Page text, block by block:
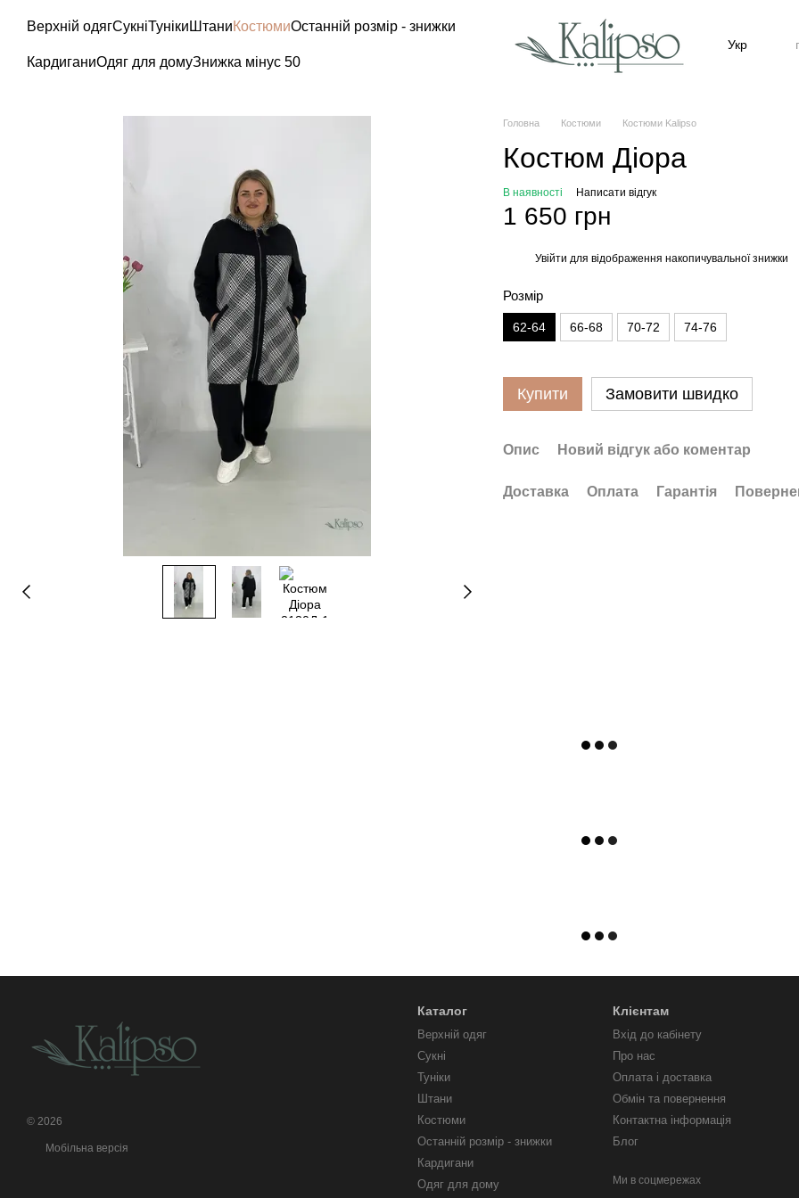
Верхній одягСукніТуніки ШтаниКостюмиОстанній розмір - знижки
КардиганиОдяг для домуЗнижка мінус 50
Укр
Головна Костюми Костюми Kalipso
Костюм Діора
В наявності Написати відгук
1 650 грн
Увійти для відображення накопичувальної знижки
Розмір
62-64 66-68 70-72 74-76
Купити Замовити швидко
Опис Новий відгук або коментар
Доставка Оплата Гарантія
© 2026
Мобільна версія
Каталог
Верхній одяг
Сукні
Туніки
Штани
Костюми
Останній розмір - знижки
Кардигани
Одяг для дому
Клієнтам
Вхід до кабінету
Про нас
Оплата і доставка
Обмін та повернення
Контактна інформація
Блог
Ми в соцмережах